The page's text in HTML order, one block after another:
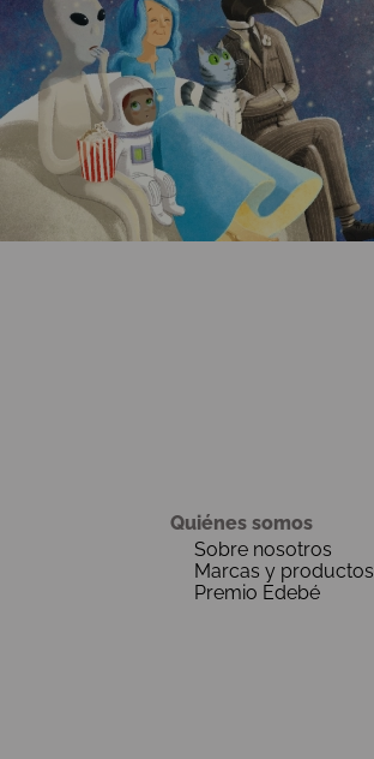
Quiénes somos
Sobre nosotros
Marcas y productos
Premio Edebé